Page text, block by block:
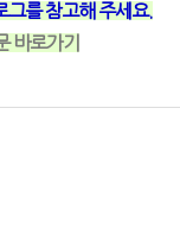
그를 참고해 주세요.
바로가기